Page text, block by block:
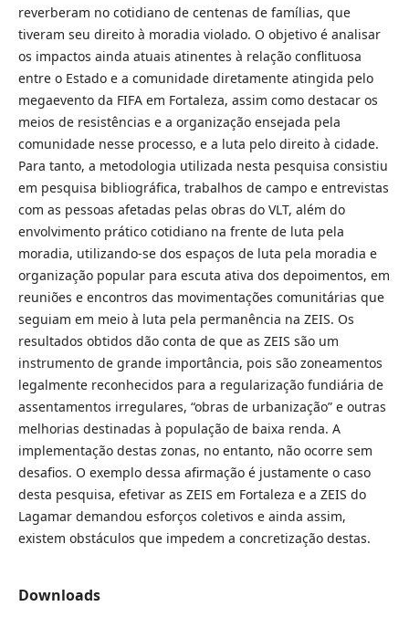
reverberam no cotidiano de centenas de famílias, que
tiveram seu direito à moradia violado. O objetivo é analisar
os impactos ainda atuais atinentes à relação conflituosa
entre o Estado e a comunidade diretamente atingida pelo
megaevento da FIFA em Fortaleza, assim como destacar os
meios de resistências e a organização ensejada pela
comunidade nesse processo, e a luta pelo direito à cidade.
Para tanto, a metodologia utilizada nesta pesquisa consistiu
em pesquisa bibliográfica, trabalhos de campo e entrevistas
com as pessoas afetadas pelas obras do VLT, além do
envolvimento prático cotidiano na frente de luta pela
moradia, utilizando-se dos espaços de luta pela moradia e
organização popular para escuta ativa dos depoimentos, em
reuniões e encontros das movimentações comunitárias que
seguiam em meio à luta pela permanência na ZEIS. Os
resultados obtidos dão conta de que as ZEIS são um
instrumento de grande importância, pois são zoneamentos
legalmente reconhecidos para a regularização fundiária de
assentamentos irregulares, “obras de urbanização” e outras
melhorias destinadas à população de baixa renda. A
implementação destas zonas, no entanto, não ocorre sem
desafios. O exemplo dessa afirmação é justamente o caso
desta pesquisa, efetivar as ZEIS em Fortaleza e a ZEIS do
Lagamar demandou esforços coletivos e ainda assim,
existem obstáculos que impedem a concretização destas.
Downloads